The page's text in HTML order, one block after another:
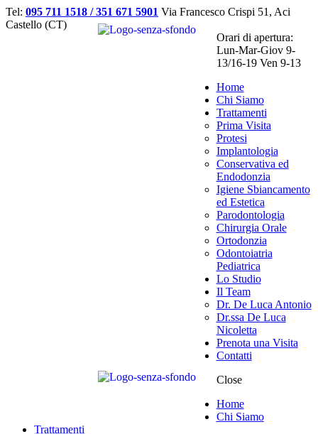
Tel: 095 711 1518 / 351 671 5901 Via Francesco Crispi 51, Aci
Castello (CT)
Orari di apertura:
Lun-Mar-Giov 9-
13/16-19 Ven 9-13
Home
Chi Siamo
Trattamenti
Prima Visita
Protesi
Implantologia
Conservativa ed
Endodonzia
Igiene Sbiancamento
ed Estetica
Parodontologia
Chirurgia Orale
Ortodonzia
Odontoiatria
Pediatrica
Lo Studio
Il Team
Dr. De Luca Antonio
Dr.ssa De Luca
Nicoletta
Prenota una Visita
Contatti
Close
Home
Chi Siamo
Trattamenti